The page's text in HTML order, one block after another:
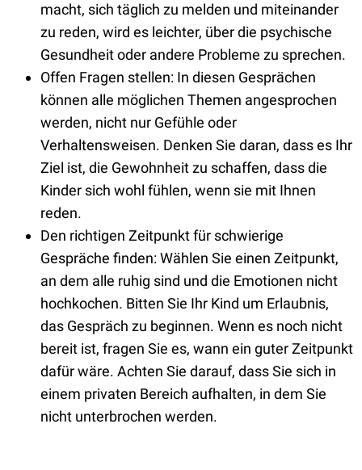
macht, sich täglich zu melden und miteinander
zu reden, wird es leichter, über die psychische
Gesundheit oder andere Probleme zu sprechen.
Offen Fragen stellen: In diesen Gesprächen
können alle möglichen Themen angesprochen
werden, nicht nur Gefühle oder
Verhaltensweisen. Denken Sie daran, dass es Ihr
Ziel ist, die Gewohnheit zu schaffen, dass die
Kinder sich wohl fühlen, wenn sie mit Ihnen
reden.
Den richtigen Zeitpunkt für schwierige
Gespräche finden: Wählen Sie einen Zeitpunkt,
an dem alle ruhig sind und die Emotionen nicht
hochkochen. Bitten Sie Ihr Kind um Erlaubnis,
das Gespräch zu beginnen. Wenn es noch nicht
bereit ist, fragen Sie es, wann ein guter Zeitpunkt
dafür wäre. Achten Sie darauf, dass Sie sich in
einem privaten Bereich aufhalten, in dem Sie
nicht unterbrochen werden.